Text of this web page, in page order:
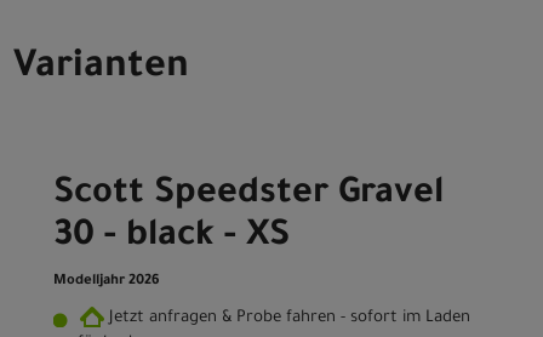
Varianten
Scott Speedster Gravel
30 - black - XS
Modelljahr 2026
Jetzt anfragen & Probe fahren - sofort im Laden